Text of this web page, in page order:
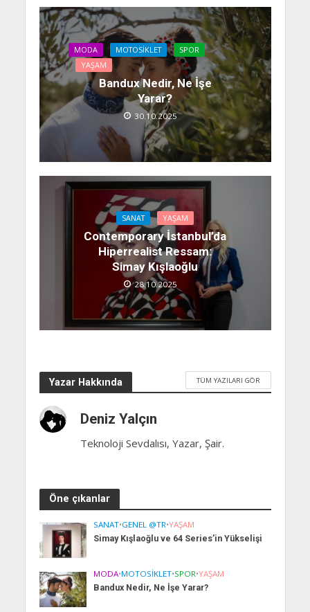
MODA MOTOSIKLET
SPOR
YAŞAM
Bandux Nedir, Ne İşe
Yarar?
30.10.2025
SANAT YAŞAM
Contemporary İstanbul’da
Hiperrealist Ressam:
Simay Kışlaoğlu
28.10.2025
Yazar Hakkında TÜM YAZILARI GÖR
Deniz Yalçın
Teknoloji Sevdalısı, Yazar, Şair.
Öne çıkanlar
SANAT•GENEL @TR•YAŞAM
Simay Kışlaoğlu ve 64 Series’in Yükselişi
MODA•MOTOSIKLET•SPOR•YAŞAM
Bandux Nedir, Ne İşe Yarar?